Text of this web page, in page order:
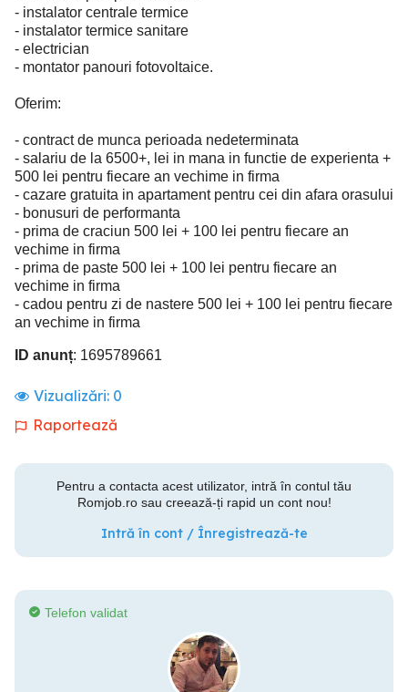
- instalator centrale termice
- instalator termice sanitare
- electrician
- montator panouri fotovoltaice.
Oferim:
- contract de munca perioada nedeterminata
- salariu de la 6500+, lei in mana in functie de experienta +
500 lei pentru fiecare an vechime in firma
- cazare gratuita in apartament pentru cei din afara orasului
- bonusuri de performanta
- prima de craciun 500 lei + 100 lei pentru fiecare an
vechime in firma
- prima de paste 500 lei + 100 lei pentru fiecare an
vechime in firma
- cadou pentru zi de nastere 500 lei + 100 lei pentru fiecare
an vechime in firma
ID anunț: 1695789661
Vizualizări: 0
Raportează
Pentru a contacta acest utilizator, intră în contul tău
Romjob.ro sau creează-ți rapid un cont nou!
Intră în cont / Înregistrează-te
Telefon validat